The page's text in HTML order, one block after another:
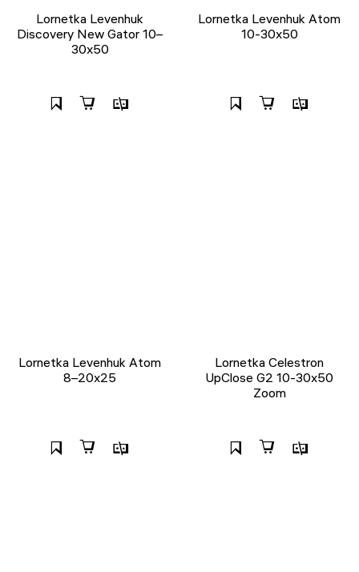
Lornetka Levenhuk
Discovery New Gator 10–
30x50
Lornetka Levenhuk Atom
10-30x50
Lornetka Levenhuk Atom
8–20x25
Lornetka Celestron
UpClose G2 10-30x50
Zoom